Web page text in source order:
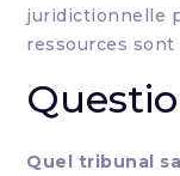
juridictionnelle
ressources sont
Quel tribunal